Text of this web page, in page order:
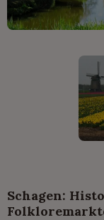
Schagen: